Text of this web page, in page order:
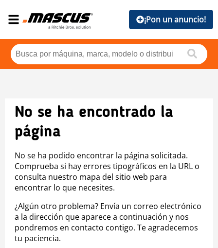
¡Pon un anuncio!
No se ha encontrado la
página
No se ha podido encontrar la página solicitada.
Comprueba si hay errores tipográficos en la URL o
consulta nuestro mapa del sitio web para
encontrar lo que necesites.
¿Algún otro problema? Envía un correo electrónico
a la dirección que aparece a continuación y nos
pondremos en contacto contigo. Te agradecemos
tu paciencia.